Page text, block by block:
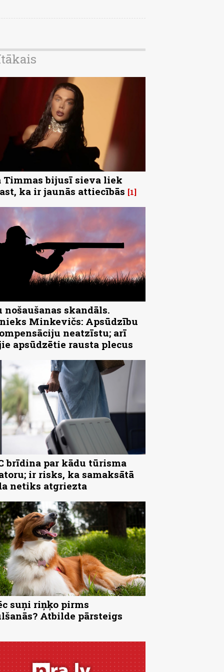
Timmas bijusī sieva liek
ka ir jaunās attiecībās 1
nošaušanas skandāls.
Minkevičs: Apsūdzību
neatzīstu; arī
apsūdzētie rausta plecus
brīdina par kādu tūrisma
ir risks, ka samaksātā
netiks atgriezta
suņi riņķo pirms
Atbilde pārsteigs